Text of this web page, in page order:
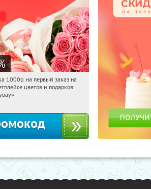
Получили:
1000р. на первый заказ на
цветов и подарков